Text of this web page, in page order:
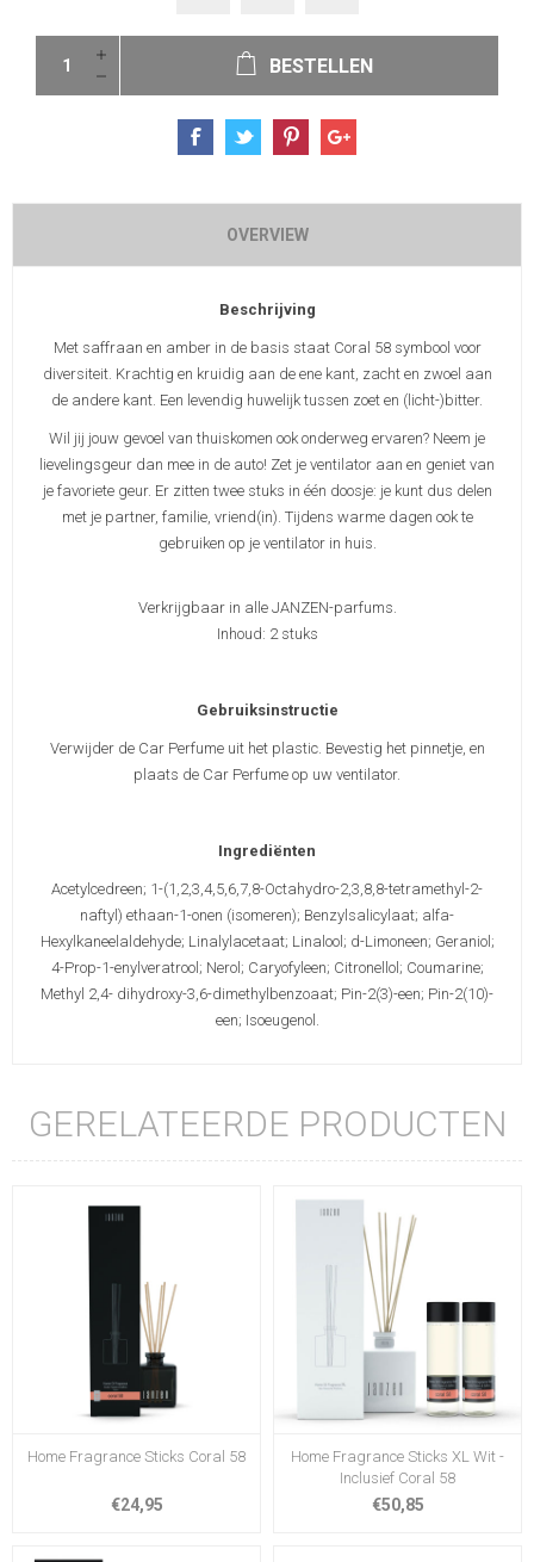
BESTELLEN
OVERVIEW
Beschrijving
Met saffraan en amber in de basis staat Coral 58 symbool voor
diversiteit. Krachtig en kruidig aan de ene kant, zacht en zwoel aan
de andere kant. Een levendig huwelijk tussen zoet en (licht-)bitter.
Wil jij jouw gevoel van thuiskomen ook onderweg ervaren? Neem je
lievelingsgeur dan mee in de auto! Zet je ventilator aan en geniet van
je favoriete geur. Er zitten twee stuks in één doosje: je kunt dus delen
met je partner, familie, vriend(in). Tijdens warme dagen ook te
gebruiken op je ventilator in huis.
Verkrijgbaar in alle JANZEN-parfums.
Inhoud: 2 stuks
Gebruiksinstructie
Verwijder de Car Perfume uit het plastic. Bevestig het pinnetje, en
plaats de Car Perfume op uw ventilator.
Ingrediënten
Acetylcedreen; 1-(1,2,3,4,5,6,7,8-Octahydro-2,3,8,8-tetramethyl-2-
naftyl) ethaan-1-onen (isomeren); Benzylsalicylaat; alfa-
Hexylkaneelaldehyde; Linalylacetaat; Linalool; d-Limoneen; Geraniol;
4-Prop-1-enylveratrool; Nerol; Caryofyleen; Citronellol; Coumarine;
Methyl 2,4- dihydroxy-3,6-dimethylbenzoaat; Pin-2(3)-een; Pin-2(10)-
een; Isoeugenol.
GERELATEERDE PRODUCTEN
Home Fragrance Sticks Coral 58
€24,95
Home Fragrance Sticks XL Wit -
Inclusief Coral 58
€50,85